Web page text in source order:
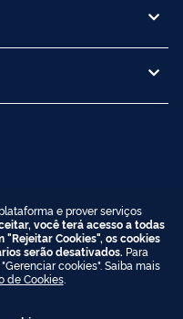
e prover serviços
você terá acesso a todas
Cookies", os cookies
serão desativados. Para
cookies". Saiba mais
de Cookies.